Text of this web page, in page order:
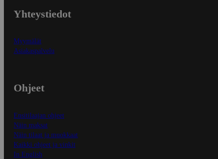
Yhteystiedot
Myymälät
Asiakaspalvelu
Ohjeet
Ensitilaajan ohjeet
Näin maksat
Näin tilaat ja muokkaat
Kaikki ohjeet ja vinkit
In English